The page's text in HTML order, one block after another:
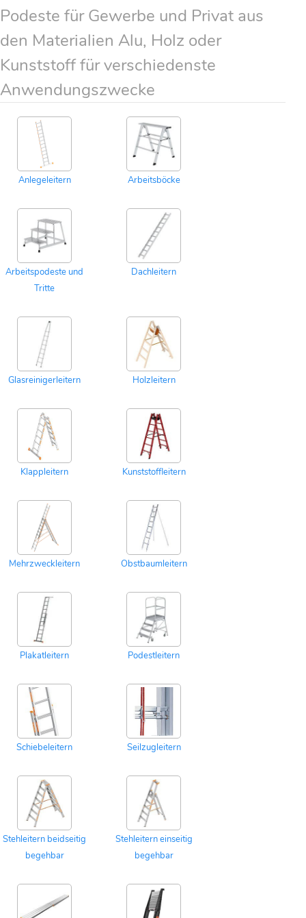
Podeste für Gewerbe und Privat aus
den Materialien Alu, Holz oder
Kunststoff für verschiedenste
Anwendungszwecke
Anlegeleitern Arbeitsböcke
Arbeitspodeste und
Tritte
Dachleitern
Glasreinigerleitern Holzleitern
Klappleitern Kunststoffleitern
Mehrzweckleitern Obstbaumleitern
Plakatleitern Podestleitern
Schiebeleitern Seilzugleitern
Stehleitern beidseitig
begehbar
Stehleitern einseitig
begehbar